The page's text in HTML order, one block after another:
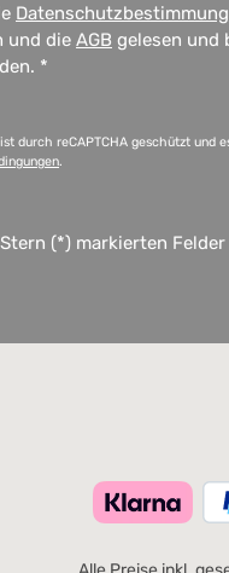
und die AGB gelesen und
*
durch reCAPTCHA geschützt und
.
(*) markierten